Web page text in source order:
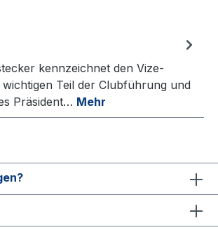
kennzeichnet den Vize-
wichtigen Teil der Clubführung und
Präsident… Mehr